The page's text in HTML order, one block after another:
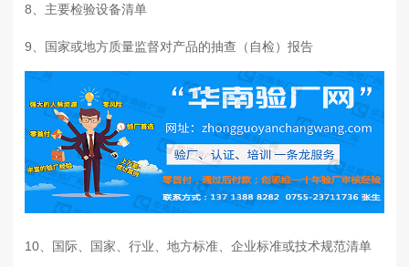
8、 主要检验设备清单
9、 国家或地方质量监督对产品的抽查（自检）报告
10、 国际、国家、行业、地方标准、企业标准或技术规范清单